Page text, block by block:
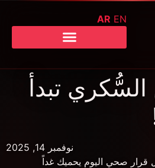
AR EN
السُّكري تبدأ
نوفمبر 14, 2025
قرار صحي اليوم يحميك غداً